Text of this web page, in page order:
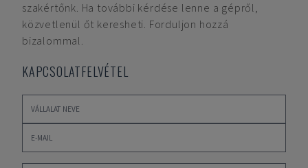
szakértőnk. Ha további kérdése lenne a gépről,
közvetlenül őt keresheti. Forduljon hozzá
bizalommal.
KAPCSOLATFELVÉTEL